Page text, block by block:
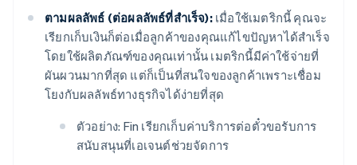
ตามผลลัพธ์ (ต่อผลลัพธ์ที่สำเร็จ):เมื่อใช้เมตริกนี้ คุณจะ
เรียกเก็บเงินก็ต่อเมื่อลูกค้าของคุณแก้ไขปัญหาได้สำเร็จ
โดยใช้ผลิตภัณฑ์ของคุณเท่านั้น เมตริกนี้มีค่าใช้จ่ายที่
ผันผวนมากที่สุด แต่ก็เป็นที่สนใจของลูกค้าเพราะเชื่อม
โยงกับผลลัพธ์ทางธุรกิจได้ง่ายที่สุด
ตัวอย่าง: Fin เรียกเก็บค่าบริการต่อตั๋วขอรับการ
สนับสนุนที่เอเจนต์ช่วยจัดการ